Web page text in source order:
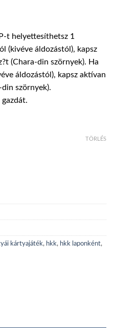
t helyettesíthetsz 1
(kivéve áldozástól), kapsz
(Chara-din szörnyek). Ha
áldozástól), kapsz aktívan
szörnyek).
TÖRLÉS
kártyajáték, hkk, hkk laponként,